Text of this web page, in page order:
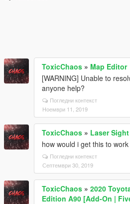
ToxicChaos » Map Editor
[WARNING] Unable to
anyone help?
Погледни контекст
Ноември 11, 2019
ToxicChaos » Laser
how would i get this to
Погледни контекст
Септември 30, 2019
ToxicChaos » 2020
Edition A90 [Add-On |